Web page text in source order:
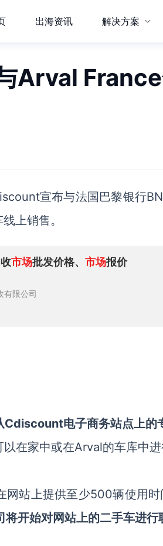
出海资讯 解决方案
Arval
宣布与法国巴黎银行
线上销售。
市场批发价格、 市场报价
有限公司
Cdiscount电子商务站点上的
以在家中或在Arval的车库中
网站上提供至少500辆使用时
将开始对网站上的二手车进行